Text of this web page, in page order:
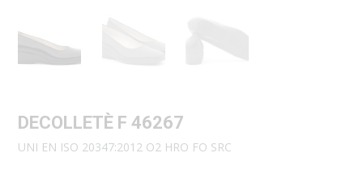
DECOLLETÈ F 46267
UNI EN ISO 20347:2012 O2 HRO FO SRC